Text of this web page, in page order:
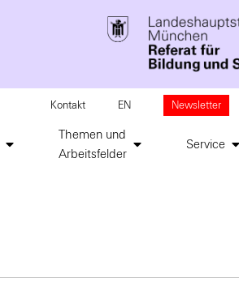
Kontakt EN Newsletter
Themen und
Arbeitsfelder
Service